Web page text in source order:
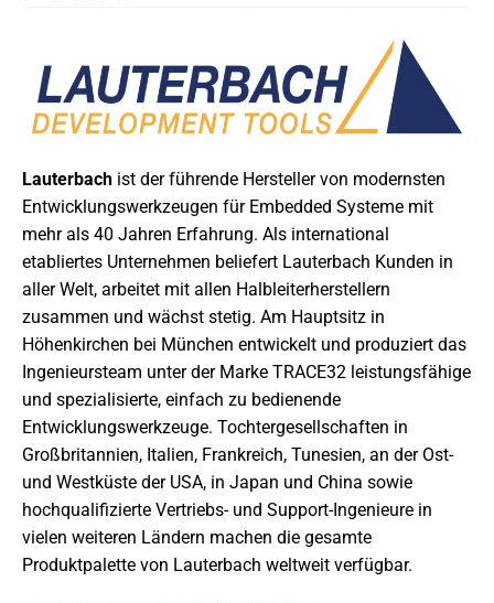
Lauterbach ist der führende Hersteller von modernsten
Entwicklungswerkzeugen für Embedded Systeme mit
mehr als 40 Jahren Erfahrung. Als international
etabliertes Unternehmen beliefert Lauterbach Kunden in
aller Welt, arbeitet mit allen Halbleiterherstellern
zusammen und wächst stetig. Am Hauptsitz in
Höhenkirchen bei München entwickelt und produziert das
Ingenieursteam unter der Marke TRACE32 leistungsfähige
und spezialisierte, einfach zu bedienende
Entwicklungswerkzeuge. Tochtergesellschaften in
Großbritannien, Italien, Frankreich, Tunesien, an der Ost-
und Westküste der USA, in Japan und China sowie
hochqualifizierte Vertriebs- und Support-Ingenieure in
vielen weiteren Ländern machen die gesamte
Produktpalette von Lauterbach weltweit verfügbar.